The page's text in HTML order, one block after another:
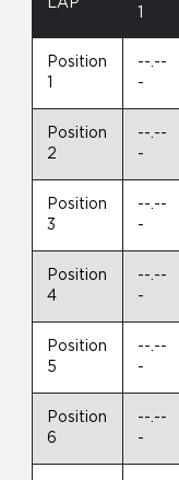
LAP
Position
--.--
-
Position
2
--.--
-
Position
3
--.--
-
Position
4
--.--
-
Position
5
--.--
-
Position
6
--.--
-